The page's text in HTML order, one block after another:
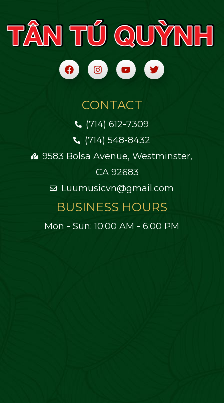
CONTACT
(714) 612-7309
(714) 548-8432
9583 Bolsa Avenue, Westminster,
CA 92683
Luumusicvn@gmail.com
BUSINESS HOURS
Mon - Sun: 10:00 AM - 6:00 PM